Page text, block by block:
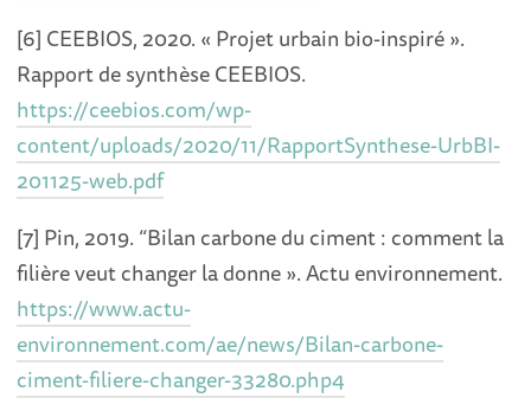
[6] CEEBIOS, 2020. « Projet urbain bio-inspiré ».
Rapport de synthèse CEEBIOS.
https://ceebios.com/wp-
content/uploads/2020/11/RapportSynthese-UrbBI-
201125-web.pdf
[7] Pin, 2019. “Bilan carbone du ciment : comment la
filière veut changer la donne ». Actu environnement.
https://www.actu-
environnement.com/ae/news/Bilan-carbone-
ciment-filiere-changer-33280.php4